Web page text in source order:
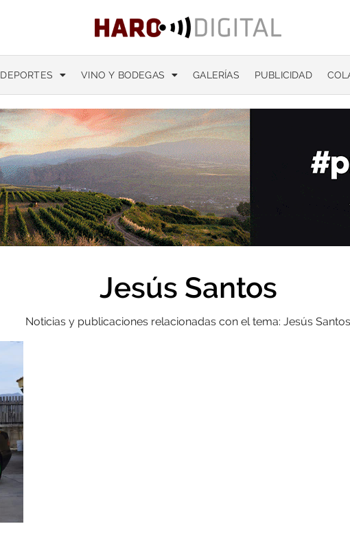
DEPORTES VINO Y BODEGAS GALERÍAS PUBLICIDAD
Jesús Santos
Noticias y publicaciones relacionadas con el tema: Jesús Santos